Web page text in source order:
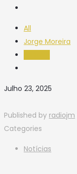
All
Jorge Moreira
Julho 23, 2025
Published by radiojm
Categories
Notícias